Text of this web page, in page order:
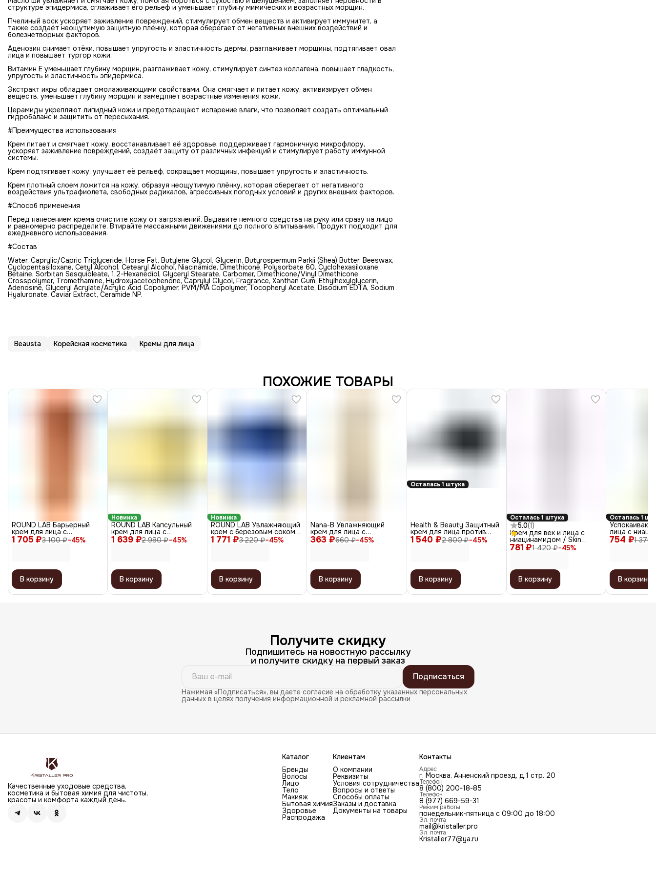
условий и других внешних факторов.
#Способ применения
Перед нанесением крема очистите кожу от загрязнений.
Выдавите немного средства на руку или сразу на лицо и
равномерно распределите. Втирайте массажными
#Состав
Cyclopentasiloxane, Cetyl Alcohol, Cetearyl Alcohol, Niacinamide,
Sorbitan Sesquioleate, 1,2-Hexanediol, Glyceryl Stearate,
Carbomer, Dimethicone/Vinyl Dimethicone Crosspolymer,
Tromethamine, Hydroxyacetophenone, Caprylyl Glycol, Fragrance,
Xanthan Gum, Ethylhexylglycerin, Adenosine, Glyceryl
Acrylate/Acrylic Acid Copolymer, PVM/MA Copolymer, Tocopheryl
структуре эпидермиса, сглаживает его рельеф и уменьшает глубину мимических и возрастных морщин.
Пчелиный воск ускоряет заживление повреждений, стимулирует обмен веществ и активирует иммунитет, а
также создаёт неощутимую защитную плёнку, которая оберегает от негативных внешних воздействий и
болезнетворных факторов.
Аденозин снимает отёки, повышает упругость и эластичность дермы, разглаживает морщины, подтягивает овал
лица и повышает тургор кожи.
Витамин Е уменьшает глубину морщин, разглаживает кожу, стимулирует синтез коллагена, повышает гладкость,
упругость и эластичность эпидермиса.
Экстракт икры обладает омолаживающими свойствами. Она смягчает и питает кожу, активизирует обмен
веществ, уменьшает глубину морщин и замедляет возрастные изменения кожи.
Церамиды укрепляют липидный кожи и предотвращают испарение влаги, что позволяет создать оптимальный
гидробаланс и защитить от пересыхания.
#Преимущества использования
Крем питает и смягчает кожу, восстанавливает её здоровье, поддерживает гармоничную микрофлору,
ускоряет заживление повреждений, создаёт защиту от различных инфекций и стимулирует работу иммунной
системы.
Крем подтягивает кожу, улучшает её рельеф, сокращает морщины, повышает упругость и эластичность.
Крем плотный слоем ложится на кожу, образуя неощутимую плёнку, которая оберегает от негативного
воздействия ультрафиолета, свободных радикалов, агрессивных погодных условий и других внешних факторов.
#Способ применения
Перед нанесением крема очистите кожу от загрязнений. Выдавите немного средства на руку или сразу на лицо
и равномерно распределите. Втирайте массажными движениями до полного впитывания. Продукт подходит для
ежедневного использования.
#Состав
Water, Caprylic/Capric Triglyceride, Horse Fat, Butylene Glycol, Glycerin, Butyrospermum Parkii (Shea) Butter, Beeswax,
Cyclopentasiloxane, Cetyl Alcohol, Cetearyl Alcohol, Niacinamide, Dimethicone, Polysorbate 60, Cyclohexasiloxane,
Betaine, Sorbitan Sesquioleate, 1,2-Hexanediol, Glyceryl Stearate, Carbomer, Dimethicone/Vinyl Dimethicone
Crosspolymer, Tromethamine, Hydroxyacetophenone, Caprylyl Glycol, Fragrance, Xanthan Gum, Ethylhexylglycerin,
Adenosine, Glyceryl Acrylate/Acrylic Acid Copolymer, PVM/MA Copolymer, Tocopheryl Acetate, Disodium EDTA, Sodium
Hyaluronate, Caviar Extract, Ceramide NP.
Beausta Корейская косметика Кремы для лица
ПОХОЖИЕ ТОВАРЫ
1 705 ₽3 100 ₽−45%
ROUND LAB Барьерный
крем для лица с
экстрактом чёрных бобов
/ Black Bean QLA, 80 мл
В корзину
Новинка
1 639 ₽2 980 ₽−45%
ROUND LAB Капсульный
крем для лица с
ниацинамидом и
витамином C / Vita
В корзину
Новинка
1 771 ₽3 220 ₽−45%
ROUND LAB Увлажняющий
крем с березовым соком
для лица / Birch Juice
Moisture Intensive Cream,
В корзину
363 ₽660 ₽−45%
Nana-B Увлажняющий
крем для лица с
экстрактом слизи улитки и
EGF / Stem Cell & EGF Snail
В корзину
Осталась 1 штука
1 540 ₽2 800 ₽−45%
Health & Beauty Защитный
крем для лица против
морщин для мужчин, 50
мл
В корзину
Осталась 1 штука
5.0(1)
781 ₽1 420 ₽−45%
Крем для век и лица с
ниацинамидом / Skin
Boost Niacinamide All Face
Eye Cream 1.0, 30 мл
В корзину
Осталась 1
754 ₽1 370
лица с
Acne Balance
20, 100 мл
В корзину
Получите скидку
Подпишитесь на новостную рассылку
и получите скидку на первый заказ
Подписаться
Нажимая «Подписаться», вы даете согласие на обработку указанных персональных
данных в целях получения информационной и рекламной рассылки
Качественные уходовые средства,
косметика и бытовая химия для чистоты,
красоты и комфорта каждый день.
Каталог
Бренды
Волосы
Лицо
Тело
Макияж
Бытовая химия
Здоровье
Распродажа
Клиентам
О компании
Реквизиты
Условия сотрудничества
Вопросы и ответы
Способы оплаты
Заказы и доставка
Документы на товары
Контакты
Адрес
г. Москва, Анненский проезд, д.1 стр. 20
Телефон
8 (800) 200-18-85
Телефон
8 (977) 669-59-31
Режим работы
понедельник-пятница с 09:00 до 18:00
Эл. почта
mail@kristaller.pro
Эл. почта
Kristaller77@ya.ru